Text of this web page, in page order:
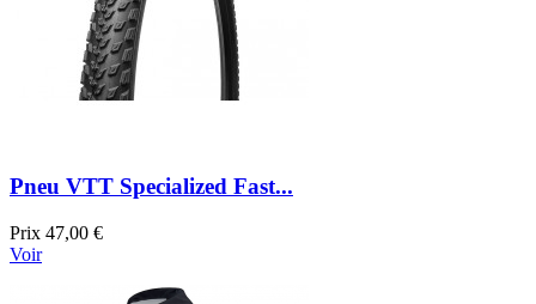
Pneu VTT Specialized Fast...
Prix 47,00 €
Voir